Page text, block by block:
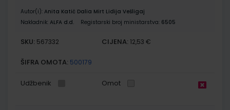
Autor(i): Anita Katić Dalia Mirt Lidija Vešligaj
Nakladnik: ALFA d.d. Registarski broj ministarstva: 6505
SKU: 567332 CIJENA: 12,53 €
ŠIFRA OMOTA: 500179
Udžbenik Omot